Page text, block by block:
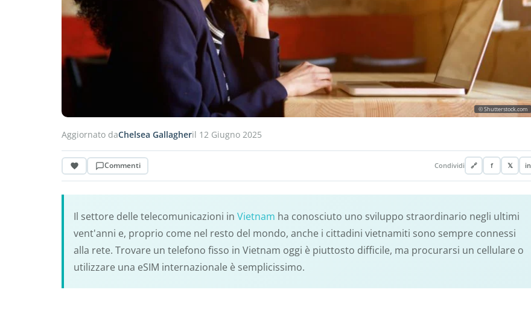
© Shutterstock.com
Aggiornato daChelsea Gallagheril 12 Giugno 2025
Commenti Condividi 🔗 f 𝕏 in
Il settore delle telecomunicazioni in Vietnam ha conosciuto uno sviluppo straordinario negli ultimi
vent'anni e, proprio come nel resto del mondo, anche i cittadini vietnamiti sono sempre connessi
alla rete. Trovare un telefono fisso in Vietnam oggi è piuttosto difficile, ma procurarsi un cellulare o
utilizzare una eSIM internazionale è semplicissimo.